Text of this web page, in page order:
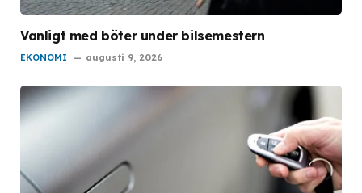
Vanligt med böter under bilsemestern
EKONOMI augusti 9, 2026